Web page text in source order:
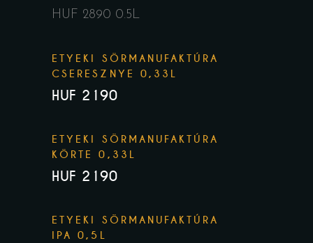
HUF 2890 0.5L
ETYEKI SÖRMANUFAKTÚRA
CSERESZNYE 0,33L
HUF 2190
ETYEKI SÖRMANUFAKTÚRA
KÖRTE 0,33L
HUF 2190
ETYEKI SÖRMANUFAKTÚRA
IPA 0,5L